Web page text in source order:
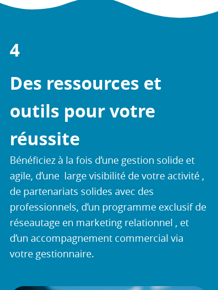
4
Des ressources et
outils pour votre
réussite
Bénéficiez à la fois d’une gestion solide et
agile, d’une large visibilité de votre activité ,
de partenariats solides avec des
professionnels, d’un programme exclusif de
réseautage en marketing relationnel , et
d’un accompagnement commercial via
votre gestionnaire.